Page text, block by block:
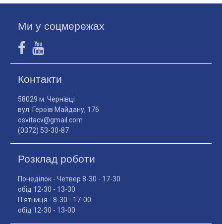
Ми у соцмережах
Контакти
58029 м. Чернівці
вул. Героїв Майдану, 176
osvitacv@gmail.com
(0372) 53-30-87
Розклад роботи
Понеділок - Четвер 8-30 - 17-30
обід 12-30 - 13-30
П'ятниця - 8-30 - 17-00
обід 12-30 - 13-00